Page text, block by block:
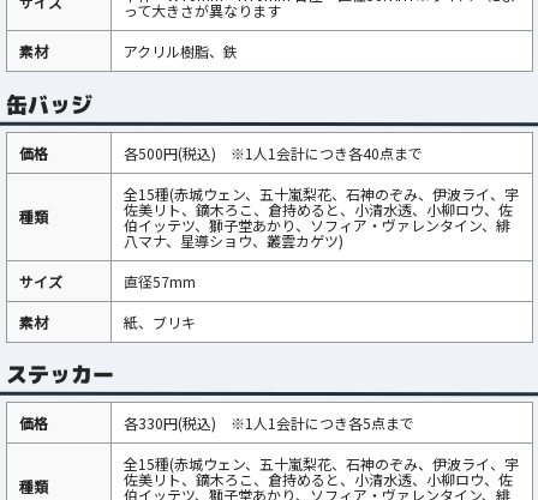
って大きさが異なります
素材
アクリル樹脂、鉄
缶バッジ
価格 各500円(税込) ※1人1会計につき各40点まで
種類
全15種(赤城ウェン、五十嵐梨花、石神のぞみ、伊波ライ、宇
佐美リト、鏑木ろこ、倉持めると、小清水透、小柳ロウ、佐
伯イッテツ、獅子堂あかり、ソフィア・ヴァレンタイン、緋
八マナ、星導ショウ、叢雲カゲツ)
サイズ
直径57mm
素材
紙、ブリキ
ステッカー
価格 各330円(税込) ※1人1会計につき各5点まで
種類
全15種(赤城ウェン、五十嵐梨花、石神のぞみ、伊波ライ、宇
佐美リト、鏑木ろこ、倉持めると、小清水透、小柳ロウ、佐
伯イッテツ、獅子堂あかり、ソフィア・ヴァレンタイン、緋